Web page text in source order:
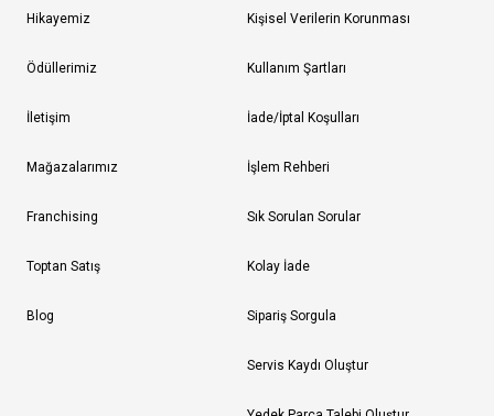
Hikayemiz
Ödüllerimiz
İletişim
Mağazalarımız
Franchising
Toptan Satış
Blog
Kişisel Verilerin Korunması
Kullanım Şartları
İade/İptal Koşulları
İşlem Rehberi
Sık Sorulan Sorular
Kolay İade
Sipariş Sorgula
Servis Kaydı Oluştur